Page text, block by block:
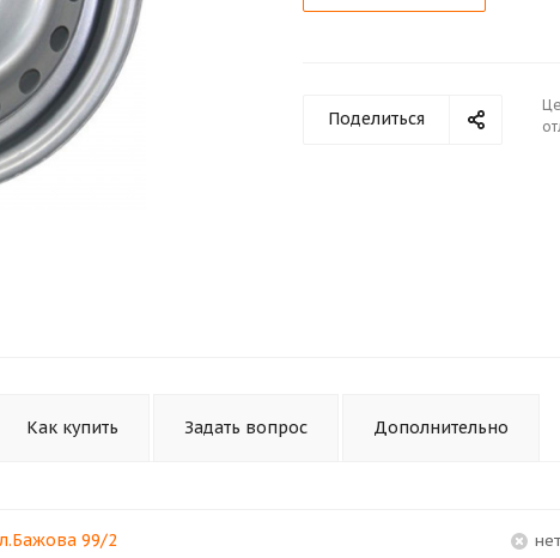
Поделиться
Как купить Задать вопрос Дополнительно
99/2